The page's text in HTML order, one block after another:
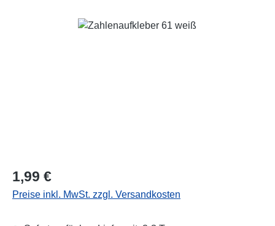
Bildergalerie überspringen
Regulärer Preis:
1,99 €
Preise inkl. MwSt. zzgl. Versandkosten